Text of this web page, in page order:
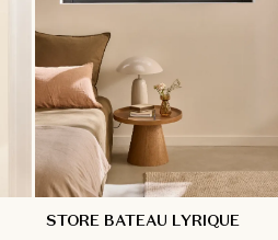
STORE BATEAU LYRIQUE